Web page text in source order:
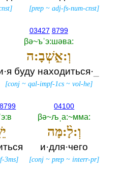
[prep ~adj-fs-num-cnst]
]
03427 8799
βә~ъˈэ:шәва:‎
וְ:אֵ֣שְׁבָ:ה
буду находиться·
[conj~ qal-impf-1cs~ vol-he]
04100
βә~љˌа:~мма:‎
וְ:לָ֨:מָּה
и·для·чего
[conj ~prep ~interr-pr]
8799
3ms]